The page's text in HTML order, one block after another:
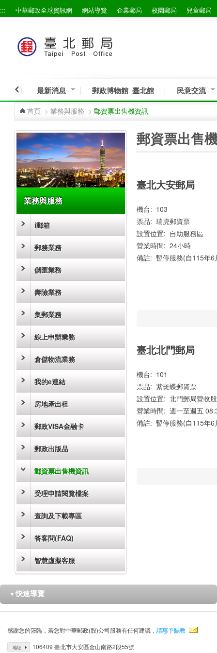
跳到主要內容區塊
::: 中華郵政全球資訊網 網站導覽 企業郵局 校園郵局 兒童郵局
最新消息 郵政博物館_臺北館 民意交流
首頁 > 業務與服務 > 郵資票出售機資訊
業務與服務
i郵箱
郵務業務
儲匯業務
壽險業務
集郵業務
線上申辦業務
倉儲物流業務
我的e連結
房地產出租
郵政VISA金融卡
郵政出版品
郵資票出售機資訊
受理申請閱覽檔案
查詢及下載專區
答客問(FAQ)
智慧虛擬客服
郵資票出售
臺北大安郵局
機台: 103
票品: 瑞虎郵資票
設置位置: 自助服務區
營業時間: 24小時
備註: 暫停服務(自115年6
臺北北門郵局
機台: 101
票品: 紫斑蝶郵資票
設置位置: 北門郵局營收
營業時間: 週一至週五
備註: 暫停服務(自115年6
▼ 快速導覽
感謝您的蒞臨，若您對中華郵政(股)公司服務有任何建議， 請惠予賜教
地址 106409 臺北市大安區金山南路2段55號